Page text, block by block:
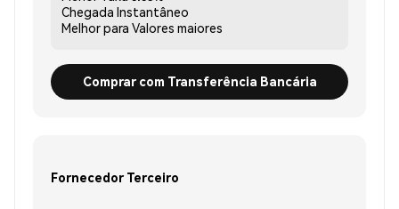
Chegada Instantâneo
Melhor para Valores maiores
Comprar com Transferência Bancária
Fornecedor Terceiro